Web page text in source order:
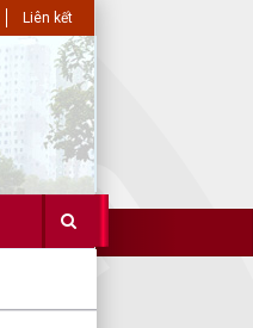
Liên kết